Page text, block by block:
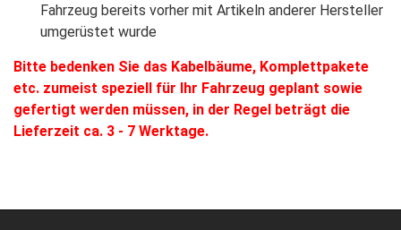
Fahrzeug bereits vorher mit Artikeln anderer Hersteller
umgerüstet wurde
Bitte bedenken Sie das Kabelbäume, Komplettpakete
etc. zumeist speziell für Ihr Fahrzeug geplant sowie
gefertigt werden müssen, in der Regel beträgt die
Lieferzeit ca. 3 - 7 Werktage.